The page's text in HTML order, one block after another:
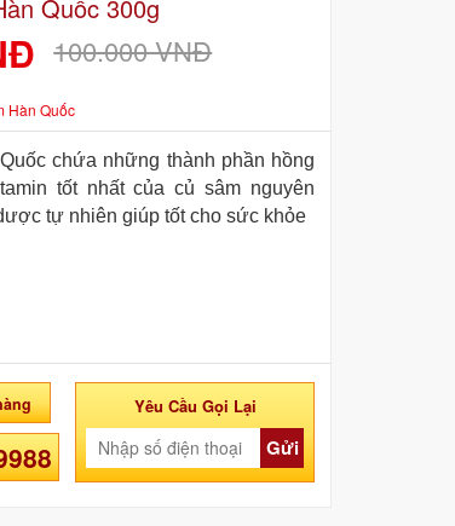
Quốc 300g
100.000 VNĐ
Hàn Quốc
chứa những thành phần hồng
tốt nhất của củ sâm nguyên
tự nhiên giúp tốt cho sức khỏe
Yêu Cầu Gọi Lại
Gửi